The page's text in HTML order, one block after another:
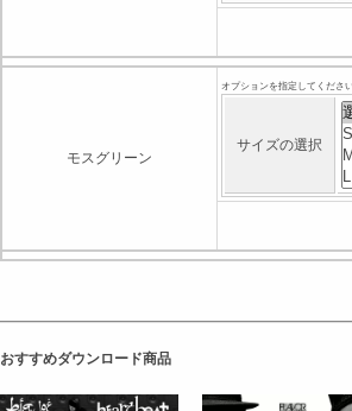
モスグリーン
オプションを指定してください
サイズの選択
おすすめダウンロード商品